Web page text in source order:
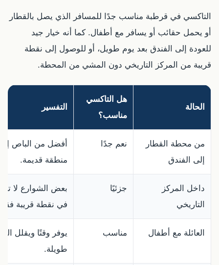
التاكسي في قرطبة مناسب جدًا للمسافر الذي يصل بالقطار
أو يحمل حقائب أو يسافر مع أطفال. كما أنه خيار جيد
للعودة إلى الفندق بعد يوم طويل، أو للوصول إلى نقطة
قريبة من المركز التاريخي دون المشي من المحطة.
الحالة
هل التاكسي
مناسب؟
التفسير
من محطة القطار
إلى الفندق
نعم جدًا
أفضل من الباص
منطقة قديمة.
داخل المركز
التاريخي
جزئيًا
بعض الشوارع لا
في نقطة قريبة
العائلة مع أطفال مناسب
يوفر وقتًا ويقلل
طويلة.